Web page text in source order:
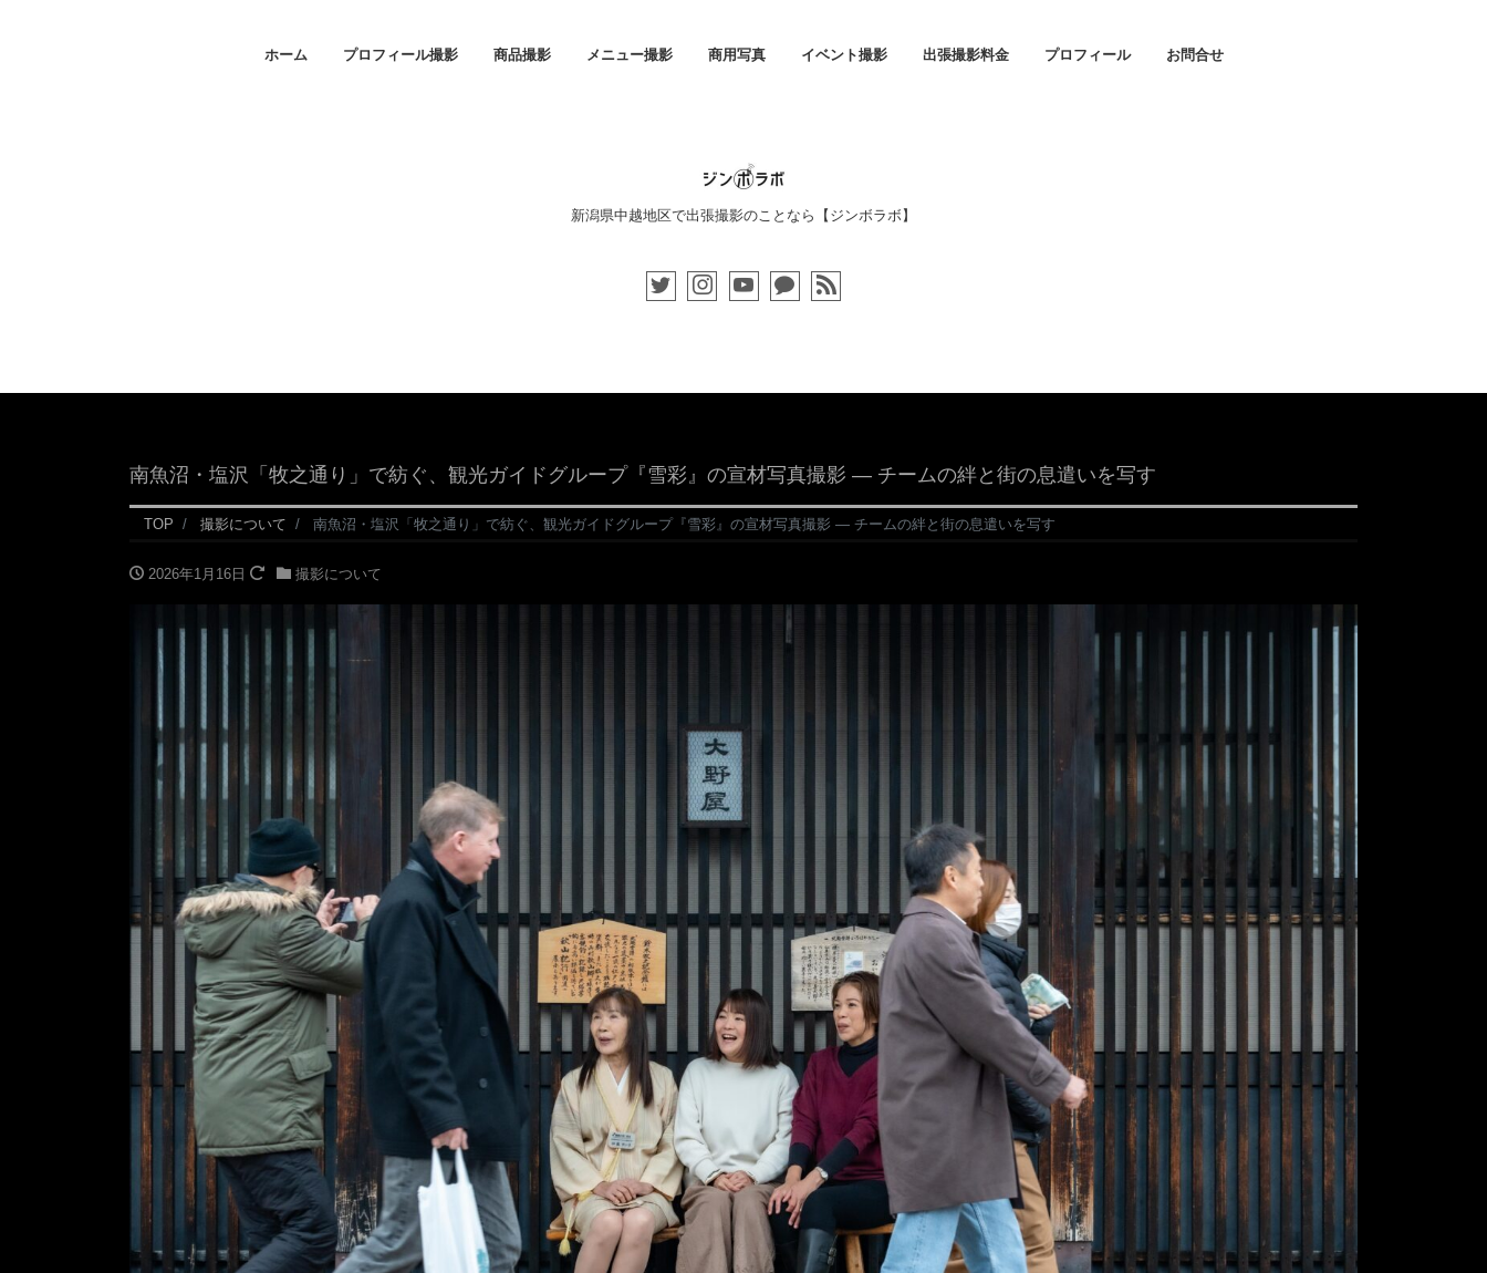
ホーム プロフィール撮影 商品撮影 メニュー撮影 商用写真 イベント撮影 出張撮影料金 プロフィール お問合せ
新潟県中越地区で出張撮影のことなら【ジンボラボ】
南魚沼・塩沢「牧之通り」で紡ぐ、観光ガイドグループ『雪彩』の宣材写真撮影 — チームの絆と街の息遣いを写す
TOP 撮影について 南魚沼・塩沢「牧之通り」で紡ぐ、観光ガイドグループ『雪彩』の宣材写真撮影 — チームの絆と街の息遣いを写す
2026年1月16日 撮影について